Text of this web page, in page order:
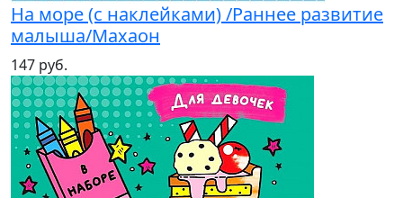
На море (с наклейками) /Раннее развитие
малыша/Махаон
147 руб.